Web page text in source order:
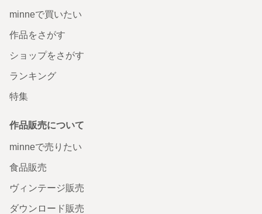
minneで買いたい
作品をさがす
ショップをさがす
ランキング
特集
作品販売について
minneで売りたい
食品販売
ヴィンテージ販売
ダウンロード販売